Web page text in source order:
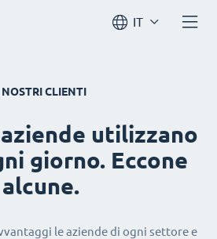
IT
NOSTRI CLIENTI
utilizzano
giorno. Eccone
alcune.
le aziende di ogni settore e